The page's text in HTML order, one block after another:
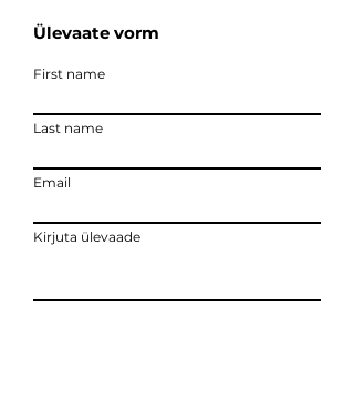
Ülevaate vorm
First name
Last name
Email
Kirjuta ülevaade